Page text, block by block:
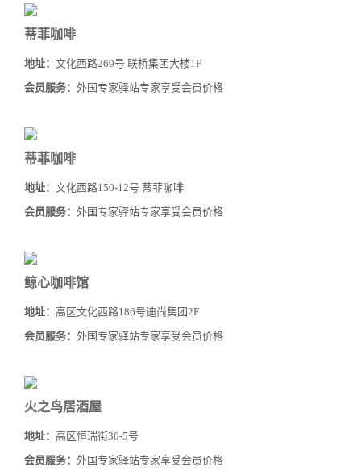
蒂菲咖啡
地址： 文化西路269号 联桥集团大楼1F
会员服务： 外国专家驿站专家享受会员价格
蒂菲咖啡
地址： 文化西路150-12号 蒂菲咖啡
会员服务： 外国专家驿站专家享受会员价格
鲸心咖啡馆
地址： 高区文化西路186号迪尚集团2F
会员服务： 外国专家驿站专家享受会员价格
火之鸟居酒屋
地址： 高区恒瑞街30-5号
会员服务： 外国专家驿站专家享受会员价格